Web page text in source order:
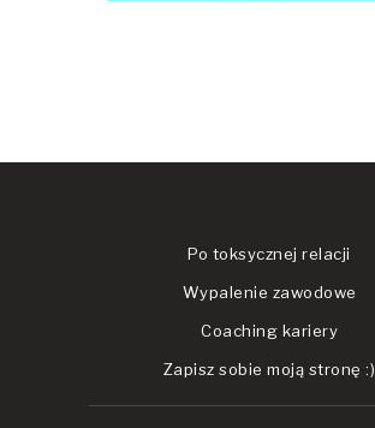
Po toksycznej relacji
Wypalenie zawodowe
Coaching kariery
Zapisz sobie moją stronę :)